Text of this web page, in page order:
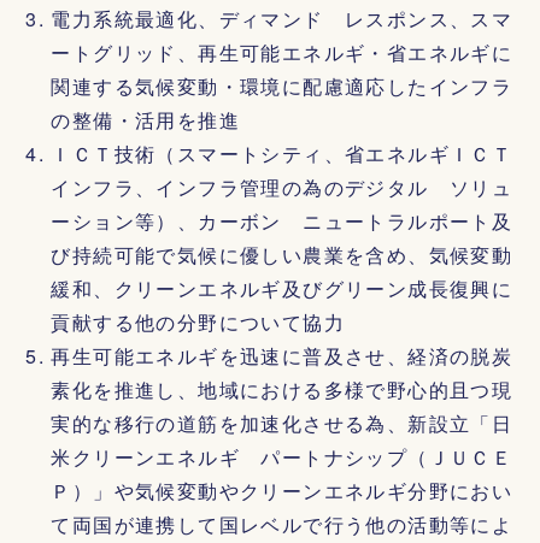
電力系統最適化、ディマンド レスポンス、スマ
ートグリッド、再生可能エネルギ・省エネルギに
関連する気候変動・環境に配慮適応したインフラ
の整備・活用を推進
ＩＣＴ技術（スマートシティ、省エネルギＩＣＴ
インフラ、インフラ管理の為のデジタル ソリュ
ーション等）、カーボン ニュートラルポート及
び持続可能で気候に優しい農業を含め、気候変動
緩和、クリーンエネルギ及びグリーン成長復興に
貢献する他の分野について協力
再生可能エネルギを迅速に普及させ、経済の脱炭
素化を推進し、地域における多様で野心的且つ現
実的な移行の道筋を加速化させる為、新設立「日
米クリーンエネルギ パートナシップ（ＪＵＣＥ
Ｐ）」や気候変動やクリーンエネルギ分野におい
て両国が連携して国レベルで行う他の活動等によ